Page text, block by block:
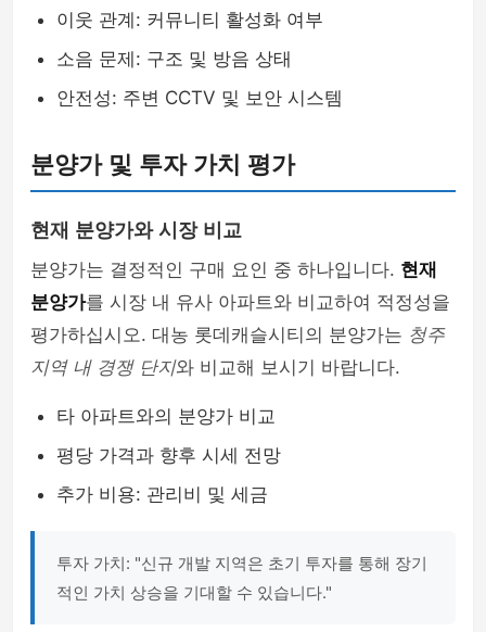
이웃 관계: 커뮤니티 활성화 여부
소음 문제: 구조 및 방음 상태
안전성: 주변 CCTV 및 보안 시스템
분양가 및 투자 가치 평가
현재 분양가와 시장 비교
분양가는 결정적인 구매 요인 중 하나입니다. 현재
분양가를 시장 내 유사 아파트와 비교하여 적정성을
평가하십시오. 대농 롯데캐슬시티의 분양가는 청주
지역 내 경쟁 단지와 비교해 보시기 바랍니다.
타 아파트와의 분양가 비교
평당 가격과 향후 시세 전망
추가 비용: 관리비 및 세금
투자 가치: "신규 개발 지역은 초기 투자를 통해 장기
적인 가치 상승을 기대할 수 있습니다."